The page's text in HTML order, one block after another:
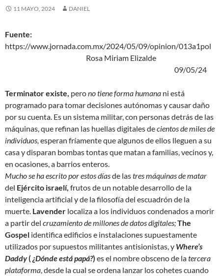
11 MAYO, 2024 DANIEL
Fuente:
https://www.jornada.com.mx/2024/05/09/opinion/013a1pol
Rosa Miriam Elizalde
09/05/24
Terminator existe, perono tiene forma humana ni está
programado para tomar decisiones autónomas y causar daño
por su cuenta. Es un sistema militar, con personas detrás de las
máquinas, que refinan las huellas digitales decientos de miles de
individuos, esperan fríamente que algunos de ellos lleguen a su
casa y disparan bombastontasque matan a familias, vecinos y,
en ocasiones, a barrios enteros.
Mucho se ha escrito por estos díasde lastres máquinas de matar
del Ejército israelí, frutos de un notable desarrollo de la
inteligencia artificial y de la filosofía del escuadrón de la
muerte. Lavender localiza a los individuos condenados a morir
a partir del cruzamiento de millones de datos digitales;The
Gospel identifica edificios e instalaciones supuestamente
utilizados por supuestos militantes antisionistas, y Where’s
Daddy(¿Dónde está papá?) es el nombre obsceno de latercera
plataforma, desde la cual se ordena lanzar los cohetes cuando